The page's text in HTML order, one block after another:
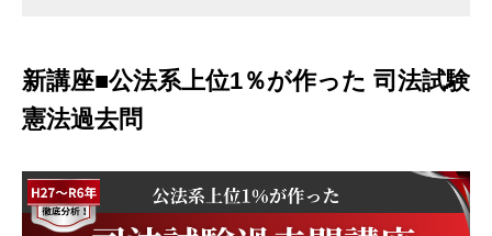
新講座■公法系上位1％が作った 司法試験
憲法過去問